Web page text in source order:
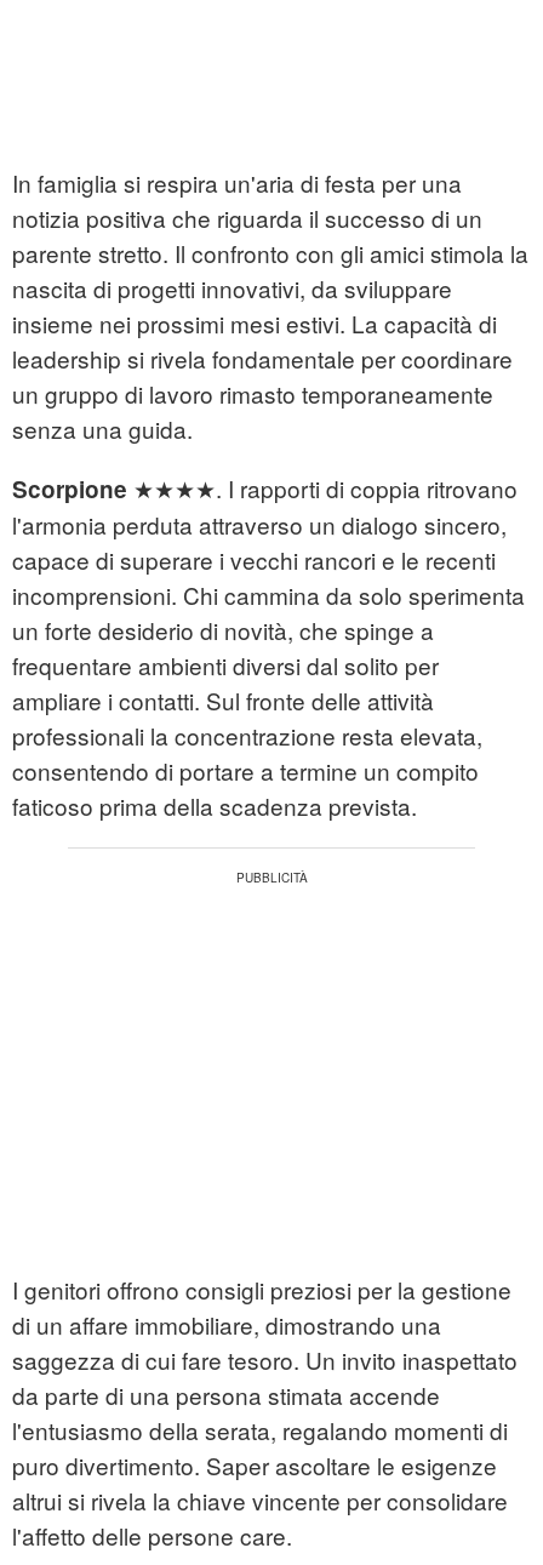
In famiglia si respira un'aria di festa per una
notizia positiva che riguarda il successo di un
parente stretto. Il confronto con gli amici stimola la
nascita di progetti innovativi, da sviluppare
insieme nei prossimi mesi estivi. La capacità di
leadership si rivela fondamentale per coordinare
un gruppo di lavoro rimasto temporaneamente
senza una guida.
Scorpione ★★★★. I rapporti di coppia ritrovano
l'armonia perduta attraverso un dialogo sincero,
capace di superare i vecchi rancori e le recenti
incomprensioni. Chi cammina da solo sperimenta
un forte desiderio di novità, che spinge a
frequentare ambienti diversi dal solito per
ampliare i contatti. Sul fronte delle attività
professionali la concentrazione resta elevata,
consentendo di portare a termine un compito
faticoso prima della scadenza prevista.
I genitori offrono consigli preziosi per la gestione
di un affare immobiliare, dimostrando una
saggezza di cui fare tesoro. Un invito inaspettato
da parte di una persona stimata accende
l'entusiasmo della serata, regalando momenti di
puro divertimento. Saper ascoltare le esigenze
altrui si rivela la chiave vincente per consolidare
l'affetto delle persone care.